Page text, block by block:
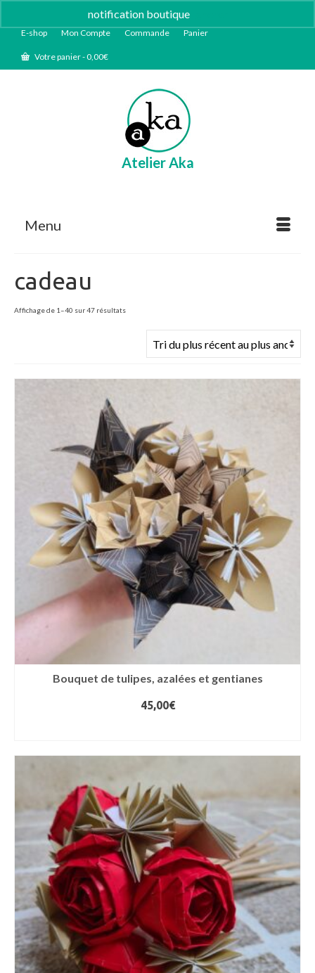
notification boutique
E-shop Mon Compte Commande Panier
Votre panier-0,00€
Atelier Aka
Menu
cadeau
Affichage de 1–40 sur 47 résultatsTrié
Bouquet de tulipes, azalées et gentianes
45,00€